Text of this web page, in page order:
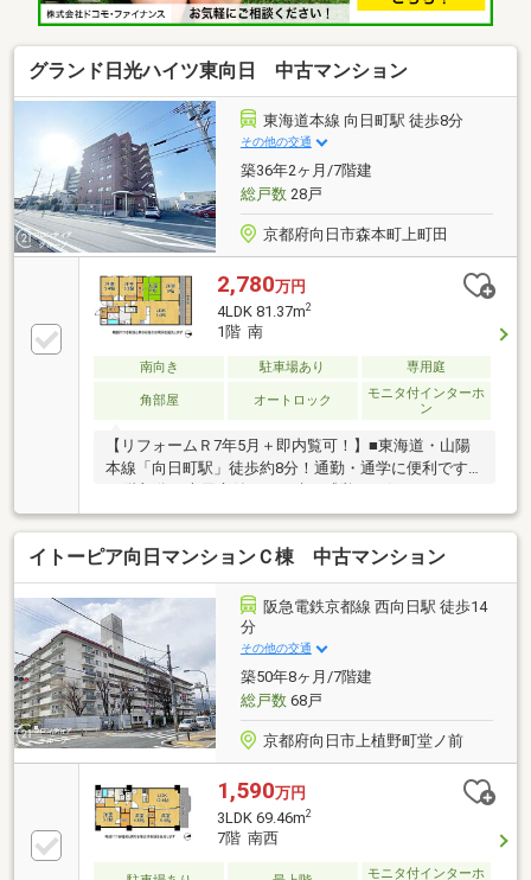
すすめ！空室につき、ご希望の日時でゆっくりとご内
ください！
グランド日光ハイツ東向日 中古マンション
東海道本線 向日町駅 徒歩8分
その他の交通
築36年2ヶ月/7階建
総戸数28戸
京都府向日市森本町上町田
2,780万円
4LDK 81.37m2
1階 南
南向き 駐車場あり 専用庭
角部屋 オートロック
モニタ付インターホ
ン
【リフォームＲ7年5月＋即内覧可！】■東海道・山陽
本線「向日町駅」徒歩約8分！通勤・通学に便利です
■1階部分、専用庭付きで戸建て感覚でお住まいいただ
けます■南東角部屋で日当たり・通風良好！
イトーピア向日マンションＣ棟 中古マンション
阪急電鉄京都線 西向日駅 徒歩14
分
その他の交通
築50年8ヶ月/7階建
総戸数68戸
京都府向日市上植野町堂ノ前
1,590万円
3LDK 69.46m2
7階 南西
モニタ付インターホ